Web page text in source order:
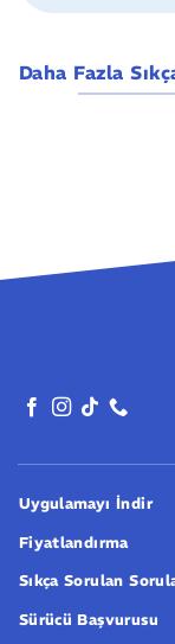
Daha Fazla
Uygulamayı İndir
Fiyatlandırma
Sıkça Sorulan
Sürücü Başvurusu